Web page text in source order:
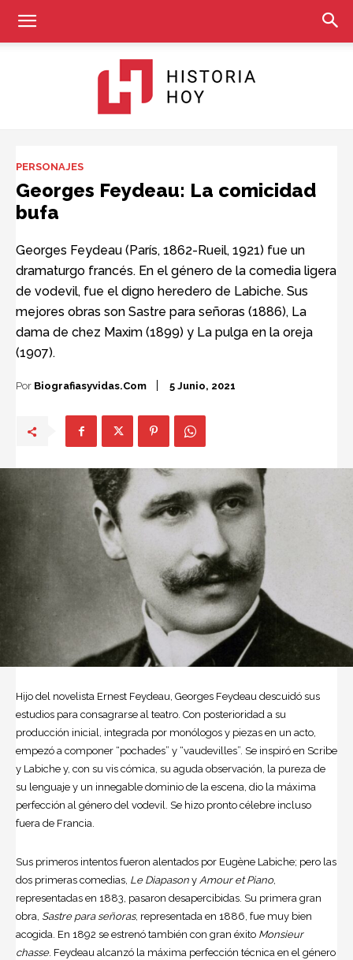
PERSONAJES
Georges Feydeau: La comicidad
bufa
Georges Feydeau (París, 1862-Rueil, 1921) fue un
dramaturgo francés. En el género de la comedia ligera
de vodevil, fue el digno heredero de Labiche. Sus
mejores obras son Sastre para señoras (1886), La
dama de chez Maxim (1899) y La pulga en la oreja
(1907).
Por Biografiasyvidas.com 5 Junio, 2021
Hijo del novelista Ernest Feydeau, Georges Feydeau descuidó sus
estudios para consagrarse al teatro. Con posterioridad a su
producción inicial, integrada por monólogos y piezas en un acto,
empezó a componer “pochades” y “vaudevilles”. Se inspiró en Scribe
y Labiche y, con su vis cómica, su aguda observación, la pureza de
su lenguaje y un innegable dominio de la escena, dio la máxima
perfección al género del vodevil. Se hizo pronto célebre incluso
fuera de Francia.
Sus primeros intentos fueron alentados por Eugène Labiche; pero las
dos primeras comedias, Le Diapason y Amour et Piano,
representadas en 1883, pasaron desapercibidas. Su primera gran
obra, Sastre para señoras, representada en 1886, fue muy bien
acogida. En 1892 se estrenó también con gran éxito Monsieur
chasse. Feydeau alcanzó la máxima perfección técnica en el género